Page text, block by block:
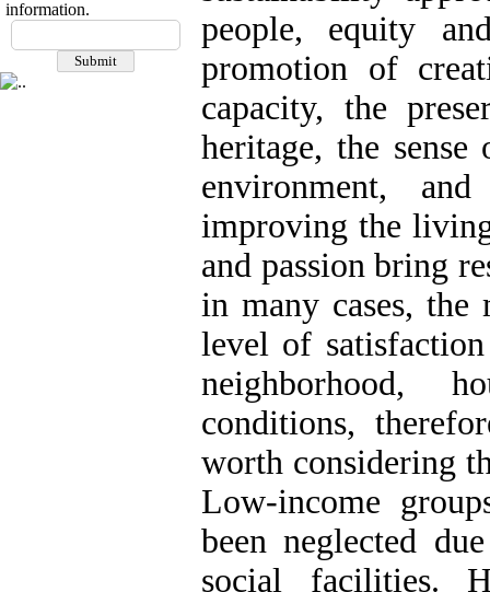
information.
people, equity
promotion of
capacity, the
heritage, the
environment,
improving the
and passion bring
in many cases,
level of
neighborhood,
conditions,
worth considering
Low-income
been neglected
social facilities.